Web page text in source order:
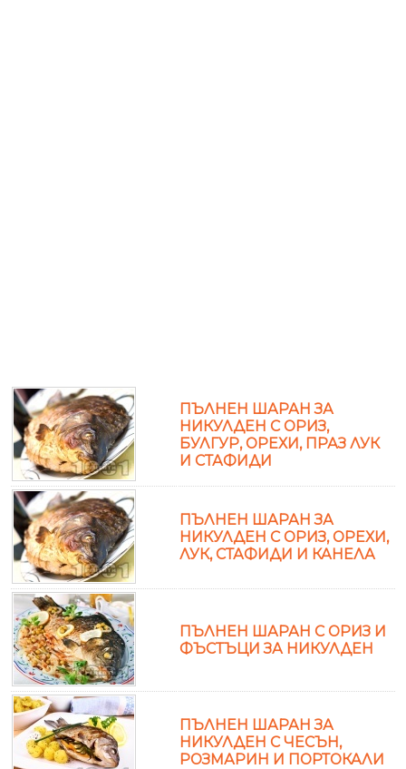
ПЪЛНЕН ШАРАН ЗА
НИКУЛДЕН С ОРИЗ,
БУЛГУР, ОРЕХИ, ПРАЗ ЛУК
И СТАФИДИ
ПЪЛНЕН ШАРАН ЗА
НИКУЛДЕН С ОРИЗ, ОРЕХИ,
ЛУК, СТАФИДИ И КАНЕЛА
ПЪЛНЕН ШАРАН С ОРИЗ И
ФЪСТЪЦИ ЗА НИКУЛДЕН
ПЪЛНЕН ШАРАН ЗА
НИКУЛДЕН С ЧЕСЪН,
РОЗМАРИН И ПОРТОКАЛИ